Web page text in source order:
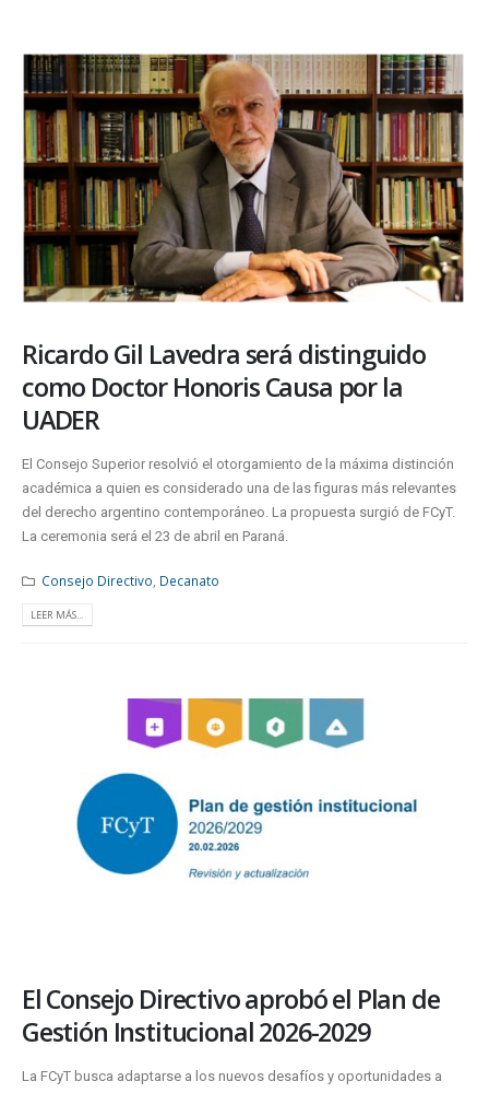
Ricardo Gil Lavedra será distinguido
como Doctor Honoris Causa por la
UADER
El Consejo Superior resolvió el otorgamiento de la máxima distinción
académica a quien es considerado una de las figuras más relevantes
del derecho argentino contemporáneo. La propuesta surgió de FCyT.
La ceremonia será el 23 de abril en Paraná.
Consejo Directivo, Decanato
LEER MÁS...
El Consejo Directivo aprobó el Plan de
Gestión Institucional 2026-2029
La FCyT busca adaptarse a los nuevos desafíos y oportunidades a